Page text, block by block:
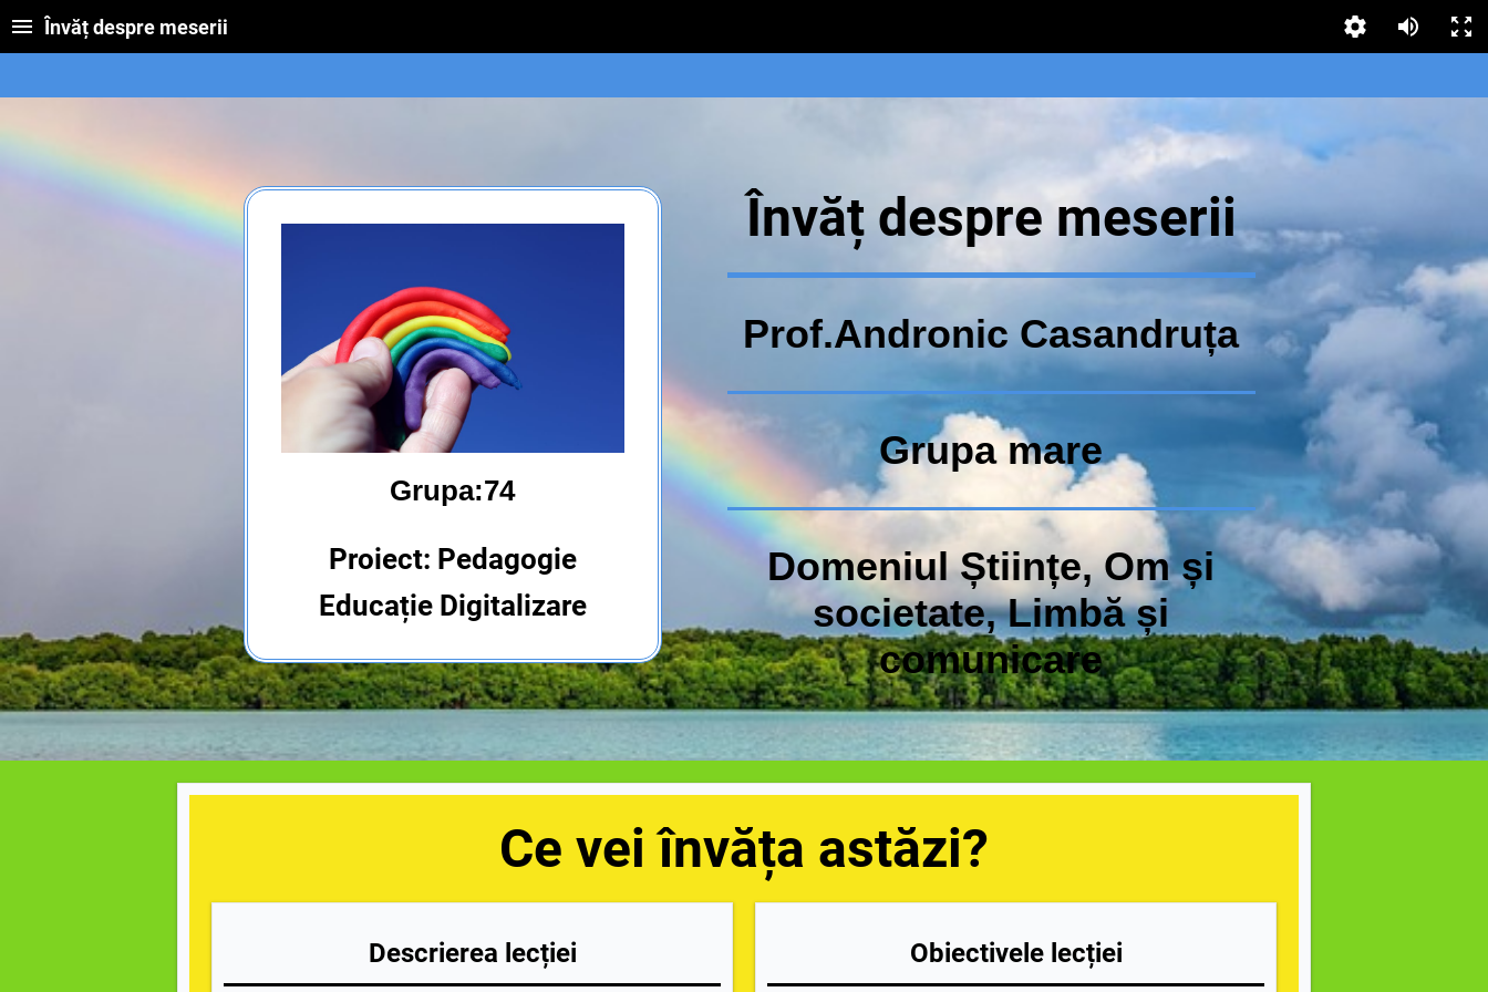
Învăț despre meserii
Grupa:74
Proiect: Pedagogie
Educație Digitalizare
Învăț despre meserii
Prof.Andronic Casandruța
Grupa mare
Domeniul Științe, Om și
societate, Limbă și
comunicare
Ce vei învăța astăzi?
Descrierea lecției Obiectivele lecției